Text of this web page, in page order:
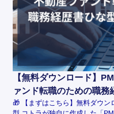
【無料ダウンロード】
ァンド転職のための職
🎁 【まずはこちら】無料ダウン